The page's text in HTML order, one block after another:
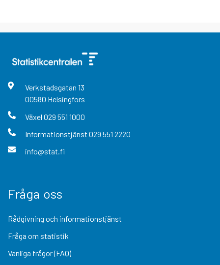
Verkstadsgatan 13
00580 Helsingfors
Växel 029 551 1000
Informationstjänst 029 551 2220
info@stat.fi
Fråga oss
Rådgivning och informationstjänst
Fråga om statistik
Vanliga frågor (FAQ)